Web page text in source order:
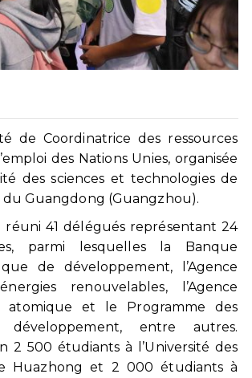
de Coordinatrice des ressources
des Nations Unies, organisée
des sciences et technologies de
du Guangdong (Guangzhou).
réuni 41 délégués représentant 24
parmi lesquelles la Banque
de développement, l’Agence
renouvelables, l’Agence
atomique et le Programme des
entre autres.
2 500 étudiants à l’Université des
Huazhong et 2 000 étudiants à